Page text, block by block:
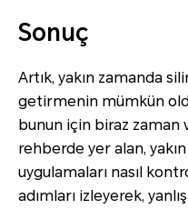
Sonuç
Artık, yakın zamanda
getirmenin mümkün
bunun için biraz zaman
rehberde yer alan,
uygulamaları nasıl
adımları izleyerek,